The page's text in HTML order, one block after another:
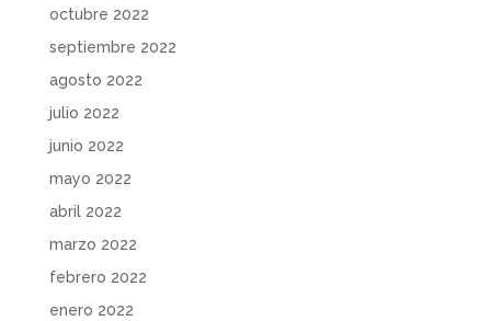
octubre 2022
septiembre 2022
agosto 2022
julio 2022
junio 2022
mayo 2022
abril 2022
marzo 2022
febrero 2022
enero 2022